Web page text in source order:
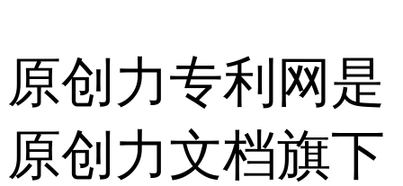
原创力专利网是
原创力文档旗下